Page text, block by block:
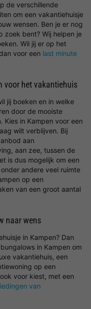
de verschillende
om een vakantiehuisje
wensen. Ben je er nog
zoek bent? Wij helpen je
Wil jij er op het
voor een last minute
voor het vakantiehuis
jij boeken en in welke
door de mooiste
Kies in Kampen voor een
wilt verblijven. Bij
aan
aan zee, tussen de
is dus mogelijk om een
andere veel ruimte
op een
van een groot aantal
naar wens
in Kampen? Dan
in Kampen om
vakantiehuis, een
op een
voor kiest, met een
van